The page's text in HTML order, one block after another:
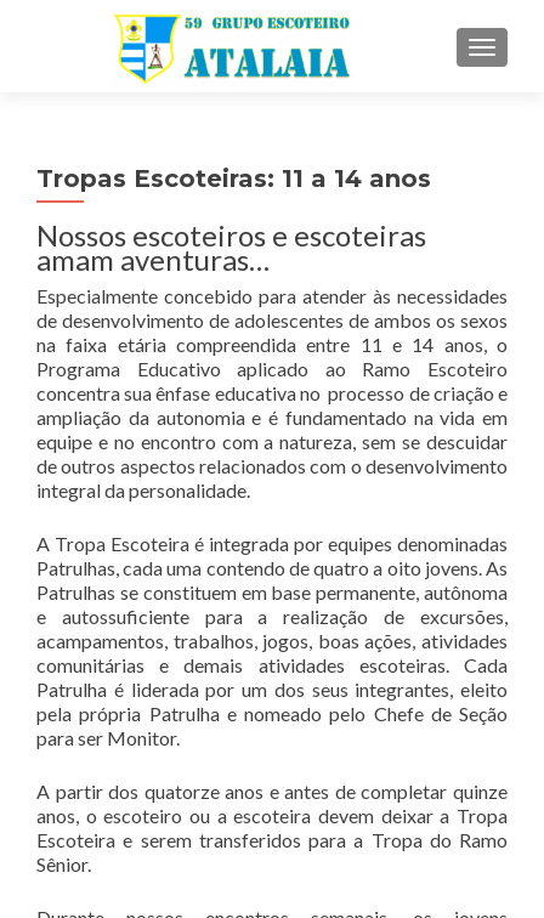
Tropas Escoteiras: 11 a 14 anos
Nossos escoteiros e escoteiras
amam aventuras…
Especialmente concebido para atender às necessidades
de desenvolvimento de adolescentes de ambos os sexos
na faixa etária compreendida entre 11 e 14 anos, o
Programa Educativo aplicado ao Ramo Escoteiro
concentra sua ênfase educativa no processo de criação e
ampliação da autonomia e é fundamentado na vida em
equipe e no encontro com a natureza, sem se descuidar
de outros aspectos relacionados com o desenvolvimento
integral da personalidade.
A Tropa Escoteira é integrada por equipes denominadas
Patrulhas, cada uma contendo de quatro a oito jovens. As
Patrulhas se constituem em base permanente, autônoma
e autossuficiente para a realização de excursões,
acampamentos, trabalhos, jogos, boas ações, atividades
comunitárias e demais atividades escoteiras. Cada
Patrulha é liderada por um dos seus integrantes, eleito
pela própria Patrulha e nomeado pelo Chefe de Seção
para ser Monitor.
A partir dos quatorze anos e antes de completar quinze
anos, o escoteiro ou a escoteira devem deixar a Tropa
Escoteira e serem transferidos para a Tropa do Ramo
Sênior.